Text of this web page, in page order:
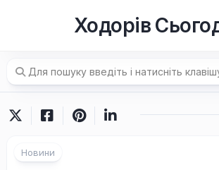
Ходорів
Новини